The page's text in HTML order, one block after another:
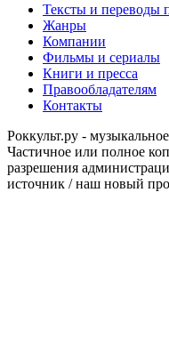
Тексты и переводы
Жанры
Компании
Фильмы и сериалы
Книги и пресса
Правообладателям
Контакты
Роккульт.ру -
Частичное или полное
разрешения
источник / наш новый